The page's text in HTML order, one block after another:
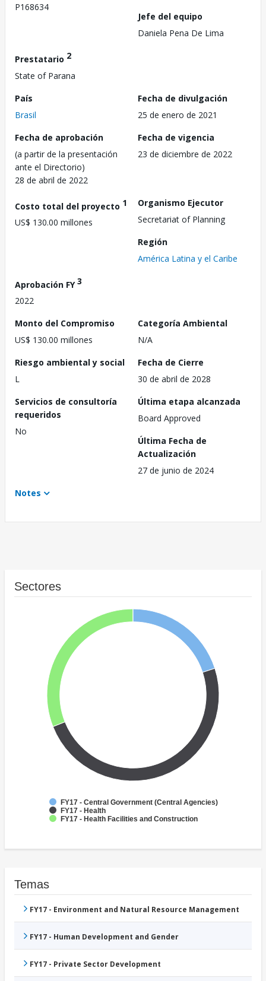
P168634
Jefe del equipo
Daniela Pena De Lima
Prestatario 2
State of Parana
País
Brasil
Fecha de divulgación
25 de enero de 2021
Fecha de aprobación
(a partir de la presentación
ante el Directorio)
28 de abril de 2022
Fecha de vigencia
23 de diciembre de 2022
Costo total del proyecto 1
US$ 130.00 millones
Organismo Ejecutor
Secretariat of Planning
Región
América Latina y el Caribe
Aprobación FY3
2022
Monto del Compromiso
US$ 130.00 millones
Categoría Ambiental
N/A
Riesgo ambiental y social
L
Fecha de Cierre
30 de abril de 2028
Servicios de consultoría
requeridos
No
Última etapa alcanzada
Board Approved
Última Fecha de
Actualización
27 de junio de 2024
Notes
Sectores
FY17 - Central Government (Central Agencies)
FY17 - Health
FY17 - Health Facilities and Construction
Temas
FY17 - Environment and Natural Resource Management
FY17 - Human Development and Gender
FY17 - Private Sector Development